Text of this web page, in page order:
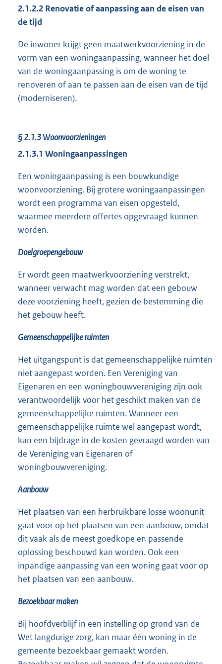
2.1.2.2 Renovatie of aanpassing aan de eisen van
de tijd
De inwoner krijgt geen maatwerkvoorziening in de
vorm van een woningaanpassing, wanneer het doel
van de woningaanpassing is om de woning te
renoveren of aan te passen aan de eisen van de tijd
(moderniseren).
§ 2.1.3Woonvoorzieningen
2.1.3.1 Woningaanpassingen
Een woningaanpassing is een bouwkundige
woonvoorziening. Bij grotere woningaanpassingen
wordt een programma van eisen opgesteld,
waarmee meerdere offertes opgevraagd kunnen
worden.
Doelgroepengebouw
Er wordt geen maatwerkvoorziening verstrekt,
wanneer verwacht mag worden dat een gebouw
deze voorziening heeft, gezien de bestemming die
het gebouw heeft.
Gemeenschappelijke ruimten
Het uitgangspunt is dat gemeenschappelijke ruimten
niet aangepast worden. Een Vereniging van
Eigenaren en een woningbouwvereniging zijn ook
verantwoordelijk voor het geschikt maken van de
gemeenschappelijke ruimten. Wanneer een
gemeenschappelijke ruimte wel aangepast wordt,
kan een bijdrage in de kosten gevraagd worden van
de Vereniging van Eigenaren of
woningbouwvereniging.
Aanbouw
Het plaatsen van een herbruikbare losse woonunit
gaat voor op het plaatsen van een aanbouw, omdat
dit vaak als de meest goedkope en passende
oplossing beschouwd kan worden. Ook een
inpandige aanpassing van een woning gaat voor op
het plaatsen van een aanbouw.
Bezoekbaar maken
Bij hoofdverblijf in een instelling op grond van de
Wet langdurige zorg, kan maar één woning in de
gemeente bezoekbaar gemaakt worden.